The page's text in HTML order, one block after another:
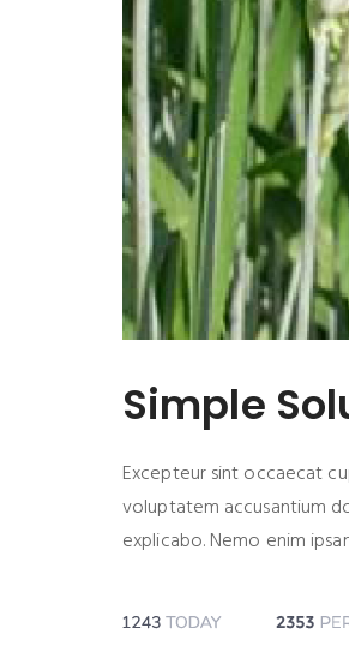
Simple
Excepteur sint occaecat
voluptatem accusantium
explicabo. Nemo enim